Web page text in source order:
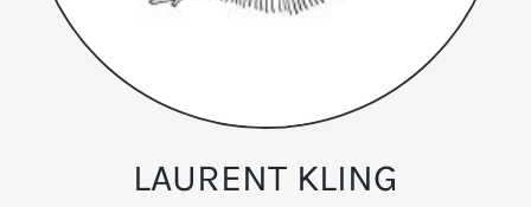
LAURENT KLING